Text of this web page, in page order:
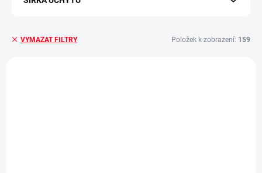
VYMAZAT FILTRY Položek k zobrazení: 159